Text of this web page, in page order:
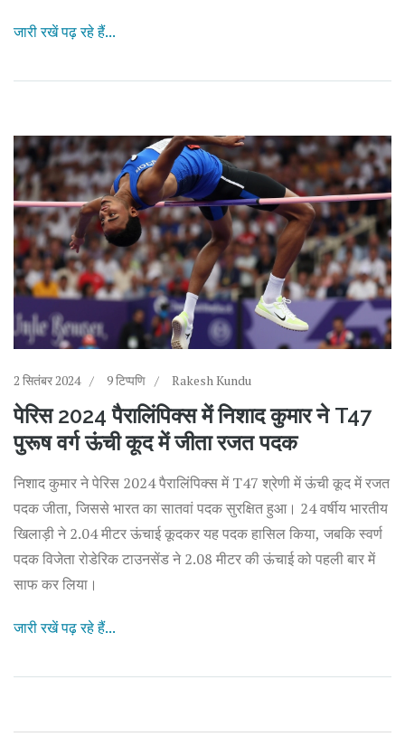
जारी रखें पढ़ रहे हैं...
2 सितंबर 2024 9 टिप्पणि Rakesh Kundu
पेरिस 2024 पैरालिंपिक्स में निशाद कुमार ने T47
पुरूष वर्ग ऊंची कूद में जीता रजत पदक
निशाद कुमार ने पेरिस 2024 पैरालिंपिक्स में T47 श्रेणी में ऊंची कूद में रजत
पदक जीता, जिससे भारत का सातवां पदक सुरक्षित हुआ। 24 वर्षीय भारतीय
खिलाड़ी ने 2.04 मीटर ऊंचाई कूदकर यह पदक हासिल किया, जबकि स्वर्ण
पदक विजेता रोडेरिक टाउनसेंड ने 2.08 मीटर की ऊंचाई को पहली बार में
साफ कर लिया।
जारी रखें पढ़ रहे हैं...